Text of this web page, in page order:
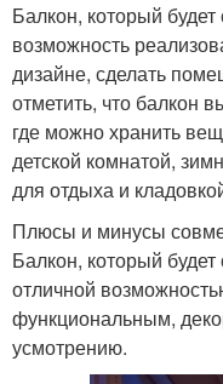
Балкон, который
возможность
дизайне, сделать
отметить, что балкон
где можно хранить
детской комнатой,
для отдыха и
Плюсы и минусы
Балкон, который
отличной
функциональным,
усмотрению.